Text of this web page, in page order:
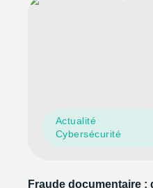
Actualité
Cybersécurité
Fraude documentaire :